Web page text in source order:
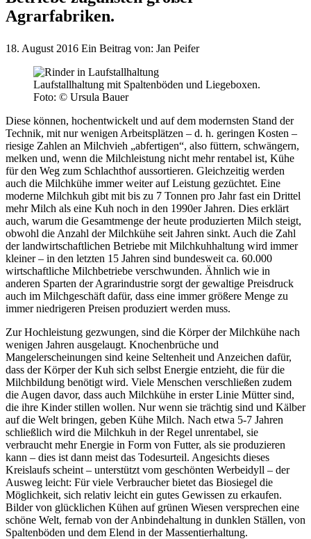
Agrarfabriken.
18. August 2016 Ein Beitrag von: Jan Peifer
Laufstallhaltung mit Spaltenböden und Liegeboxen.
Foto: © Ursula Bauer
Diese können, hochentwickelt und auf dem modernsten Stand der
Technik, mit nur wenigen Arbeitsplätzen – d. h. geringen Kosten –
riesige Zahlen an Milchvieh „abfertigen“, also füttern, schwängern,
melken und, wenn die Milchleistung nicht mehr rentabel ist, Kühe
für den Weg zum Schlachthof aussortieren. Gleichzeitig werden
auch die Milchkühe immer weiter auf Leistung gezüchtet. Eine
moderne Milchkuh gibt mit bis zu 7 Tonnen pro Jahr fast ein Drittel
mehr Milch als eine Kuh noch in den 1990er Jahren. Dies erklärt
auch, warum die Gesamtmenge der heute produzierten Milch steigt,
obwohl die Anzahl der Milchkühe seit Jahren sinkt. Auch die Zahl
der landwirtschaftlichen Betriebe mit Milchkuhhaltung wird immer
kleiner – in den letzten 15 Jahren sind bundesweit ca. 60.000
wirtschaftliche Milchbetriebe verschwunden. Ähnlich wie in
anderen Sparten der Agrarindustrie sorgt der gewaltige Preisdruck
auch im Milchgeschäft dafür, dass eine immer größere Menge zu
immer niedrigeren Preisen produziert werden muss.
Zur Hochleistung gezwungen, sind die Körper der Milchkühe nach
wenigen Jahren ausgelaugt. Knochenbrüche und
Mangelerscheinungen sind keine Seltenheit und Anzeichen dafür,
dass der Körper der Kuh sich selbst Energie entzieht, die für die
Milchbildung benötigt wird. Viele Menschen verschließen zudem
die Augen davor, dass auch Milchkühe in erster Linie Mütter sind,
die ihre Kinder stillen wollen. Nur wenn sie trächtig sind und Kälber
auf die Welt bringen, geben Kühe Milch. Nach etwa 5-7 Jahren
schließlich wird die Milchkuh in der Regel unrentabel, sie
verbraucht mehr Energie in Form von Futter, als sie produzieren
kann – dies ist dann meist das Todesurteil. Angesichts dieses
Kreislaufs scheint – unterstützt vom geschönten Werbeidyll – der
Ausweg leicht: Für viele Verbraucher bietet das Biosiegel die
Möglichkeit, sich relativ leicht ein gutes Gewissen zu erkaufen.
Bilder von glücklichen Kühen auf grünen Wiesen versprechen eine
schöne Welt, fernab von der Anbindehaltung in dunklen Ställen, von
Spaltenböden und dem Elend in der Massentierhaltung.